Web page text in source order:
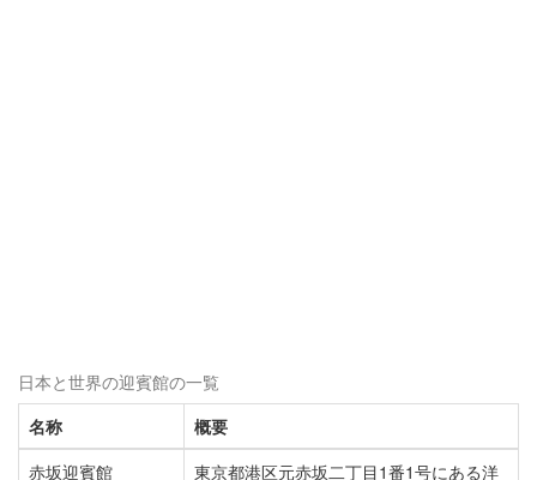
日本と世界の迎賓館の一覧
名称
概要
赤坂迎賓館
東京都港区元赤坂二丁目1番1号にある洋